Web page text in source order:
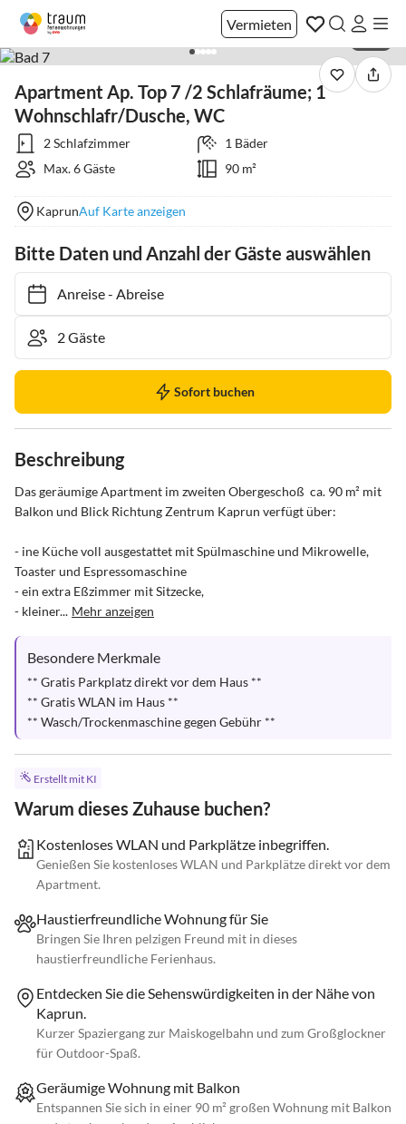
Vermieten
Apartment Ap. Top 7 /2 Schlafräume; 1
Wohnschlafr/Dusche, WC
2 Schlafzimmer
1 Bäder
Max. 6 Gäste
90 m²
KaprunAuf Karte anzeigen
Bitte Daten und Anzahl der Gäste auswählen
Anreise- Abreise
Sofort buchen
Beschreibung
Das geräumige Apartment im zweiten Obergeschoß  ca. 90 m² mit
Balkon und Blick Richtung Zentrum Kaprun verfügt über:
- ine Küche voll ausgestattet mit Spülmaschine und Mikrowelle,
Toaster und Espressomaschine
- ein extra Eßzimmer mit Sitzecke,
- kleiner... Mehr anzeigen
Besondere Merkmale
** Gratis Parkplatz direkt vor dem Haus **
** Gratis WLAN im Haus **
** Wasch/Trockenmaschine gegen Gebühr **
Erstellt mit KI
Warum dieses Zuhause buchen?
Kostenloses WLAN und Parkplätze inbegriffen.
Genießen Sie kostenloses WLAN und Parkplätze direkt vor dem
Apartment.
Haustierfreundliche Wohnung für Sie
Bringen Sie Ihren pelzigen Freund mit in dieses
haustierfreundliche Ferienhaus.
Entdecken Sie die Sehenswürdigkeiten in der Nähe von
Kaprun.
Kurzer Spaziergang zur Maiskogelbahn und zum Großglockner
für Outdoor-Spaß.
Geräumige Wohnung mit Balkon
Entspannen Sie sich in einer 90 m² großen Wohnung mit Balkon